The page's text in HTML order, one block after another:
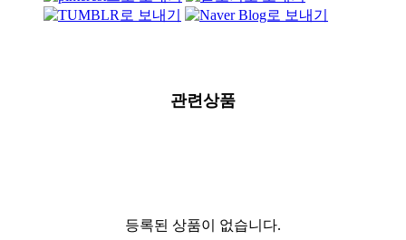
관련상품
등록된 상품이 없습니다.